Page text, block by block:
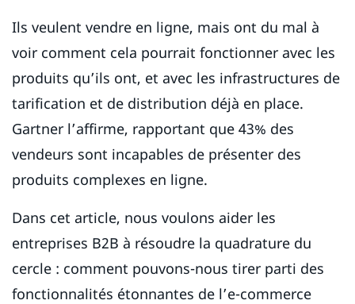
Ils veulent vendre en ligne, mais ont du mal à
voir comment cela pourrait fonctionner avec les
produits qu’ils ont, et avec les infrastructures de
tarification et de distribution déjà en place.
Gartner l’affirme, rapportant que 43% des
vendeurs sont incapables de présenter des
produits complexes en ligne.
Dans cet article, nous voulons aider les
entreprises B2B à résoudre la quadrature du
cercle : comment pouvons-nous tirer parti des
fonctionnalités étonnantes de l’e-commerce